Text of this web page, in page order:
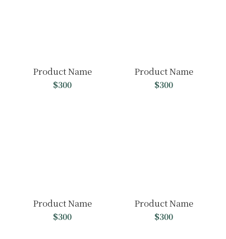
Product Name
$300
Product Name
$300
Product Name
$300
Product Name
$300